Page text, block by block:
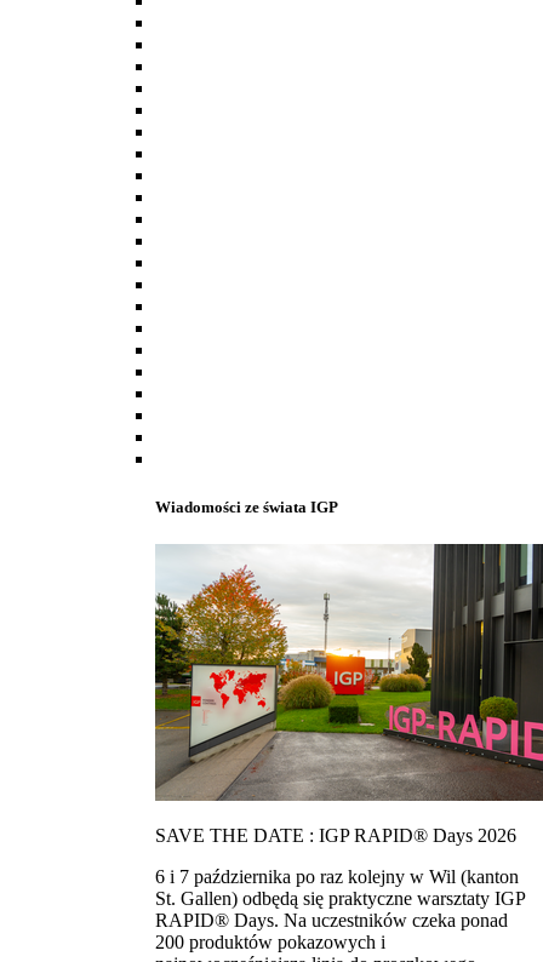
Wiadomości ze świata IGP
SAVE THE DATE : IGP RAPID® Days 2026
6 i 7 października po raz kolejny w Wil (kanton
St. Gallen) odbędą się praktyczne warsztaty IGP
RAPID® Days. Na uczestników czeka ponad
200 produktów pokazowych i